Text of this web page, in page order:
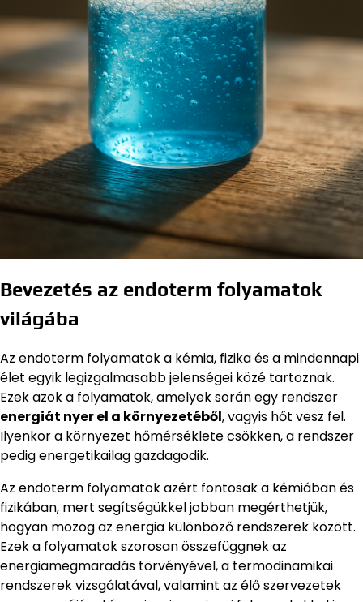
Bevezetés az endoterm folyamatok
világába
Az endoterm folyamatok a kémia, fizika és a mindennapi
élet egyik legizgalmasabb jelenségei közé tartoznak.
Ezek azok a folyamatok, amelyek során egy rendszer
energiát nyer el a környezetéből, vagyis hőt vesz fel.
Ilyenkor a környezet hőmérséklete csökken, a rendszer
pedig energetikailag gazdagodik.
Az endoterm folyamatok azért fontosak a kémiában és
fizikában, mert segítségükkel jobban megérthetjük,
hogyan mozog az energia különböző rendszerek között.
Ezek a folyamatok szorosan összefüggnek az
energiamegmaradás törvényével, a termodinamikai
rendszerek vizsgálatával, valamint az élő szervezetek